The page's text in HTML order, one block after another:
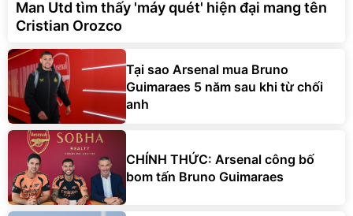
Man Utd tìm thấy 'máy quét' hiện đại mang tên
Cristian Orozco
Tại sao Arsenal mua Bruno
Guimaraes 5 năm sau khi từ chối
anh
CHÍNH THỨC: Arsenal công bố
bom tấn Bruno Guimaraes